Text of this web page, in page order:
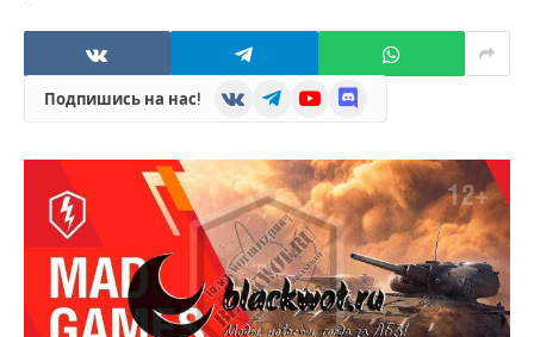
Подпишись на нас! VKontakteTelegramYouTubeDiscord